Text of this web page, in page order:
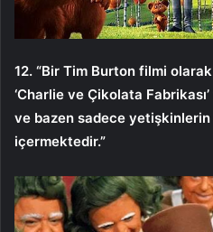
12. “Bir Tim Burton filmi
‘Charlie ve Çikolata
ve bazen sadece
içermektedir.”